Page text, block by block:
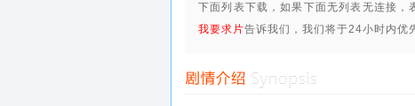
下面列表下载，如果下面无列表无连接
我要求片告诉我们，我们将于24小时内优